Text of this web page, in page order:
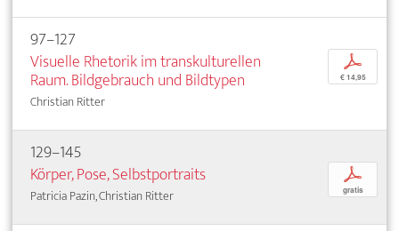
97–127
Visuelle Rhetorik im transkulturellen
Raum. Bildgebrauch und Bildtypen
Christian Ritter
p
€ 14,95
129–145
Körper, Pose, Selbstportraits
Patricia Pazin, Christian Ritter
p
gratis